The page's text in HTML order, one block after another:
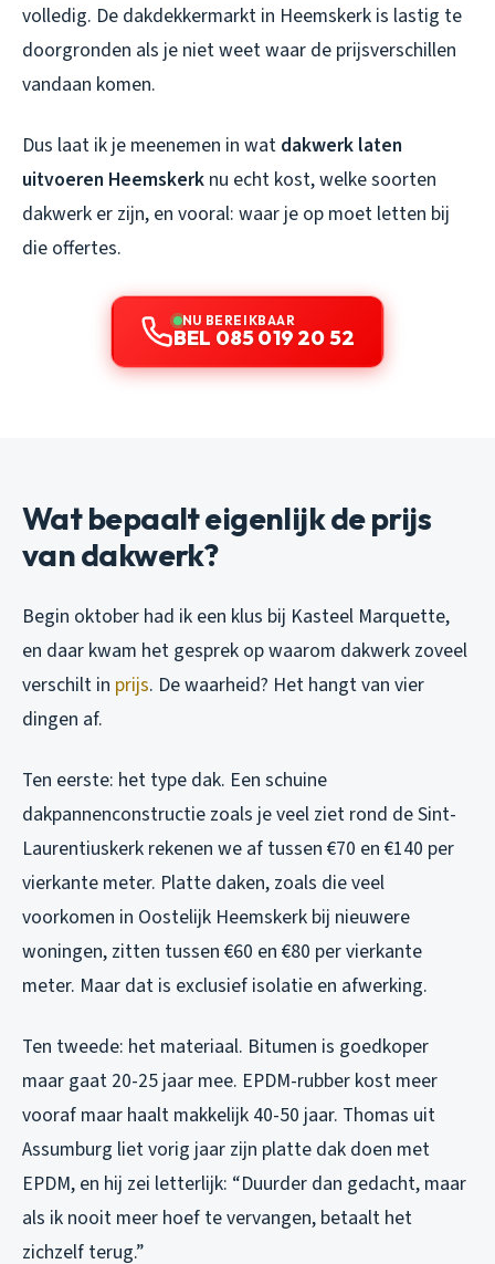
volledig. De dakdekkermarkt in Heemskerk is lastig te
doorgronden als je niet weet waar de prijsverschillen
vandaan komen.
Dus laat ik je meenemen in wat dakwerk laten
uitvoeren Heemskerk nu echt kost, welke soorten
dakwerk er zijn, en vooral: waar je op moet letten bij
die offertes.
NU BEREIKBAAR
BEL 085 019 20 52
Wat bepaalt eigenlijk de prijs
van dakwerk?
Begin oktober had ik een klus bij Kasteel Marquette,
en daar kwam het gesprek op waarom dakwerk zoveel
verschilt in prijs. De waarheid? Het hangt van vier
dingen af.
Ten eerste: het type dak. Een schuine
dakpannenconstructie zoals je veel ziet rond de Sint-
Laurentiuskerk rekenen we af tussen €70 en €140 per
vierkante meter. Platte daken, zoals die veel
voorkomen in Oostelijk Heemskerk bij nieuwere
woningen, zitten tussen €60 en €80 per vierkante
meter. Maar dat is exclusief isolatie en afwerking.
Ten tweede: het materiaal. Bitumen is goedkoper
maar gaat 20-25 jaar mee. EPDM-rubber kost meer
vooraf maar haalt makkelijk 40-50 jaar. Thomas uit
Assumburg liet vorig jaar zijn platte dak doen met
EPDM, en hij zei letterlijk: “Duurder dan gedacht, maar
als ik nooit meer hoef te vervangen, betaalt het
zichzelf terug.”